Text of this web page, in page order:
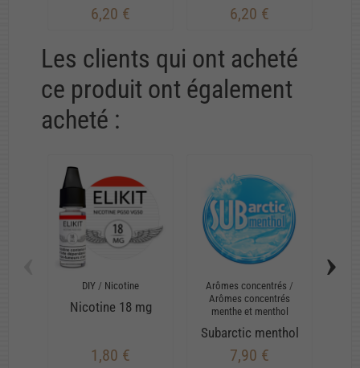
6,20 € 6,20 €
Les clients qui ont acheté
ce produit ont également
acheté :
DIY / Nicotine
Nicotine 18 mg
1,80 €
Arômes concentrés /
Arômes concentrés
menthe et menthol
Subarctic menthol
7,90 €
›